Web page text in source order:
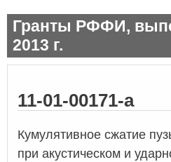
Гранты РФФИ,
2013 г.
11-01-00171-а
Кумулятивное сжатие
при акустическом и